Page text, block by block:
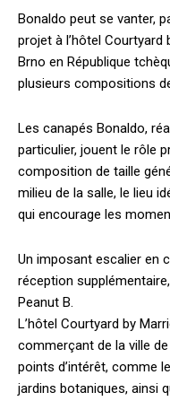
Bonaldo peut se vanter,
projet à l’hôtel
Brno en République
plusieurs compositions
Les canapés Bonaldo,
particulier, jouent le rôle
composition de taille
milieu de la salle, le lieu
qui encourage les
Un imposant escalier en
réception
Peanut B.
L’hôtel Courtyard by
commerçant de la ville
points d’intérêt, comme
jardins botaniques, ainsi